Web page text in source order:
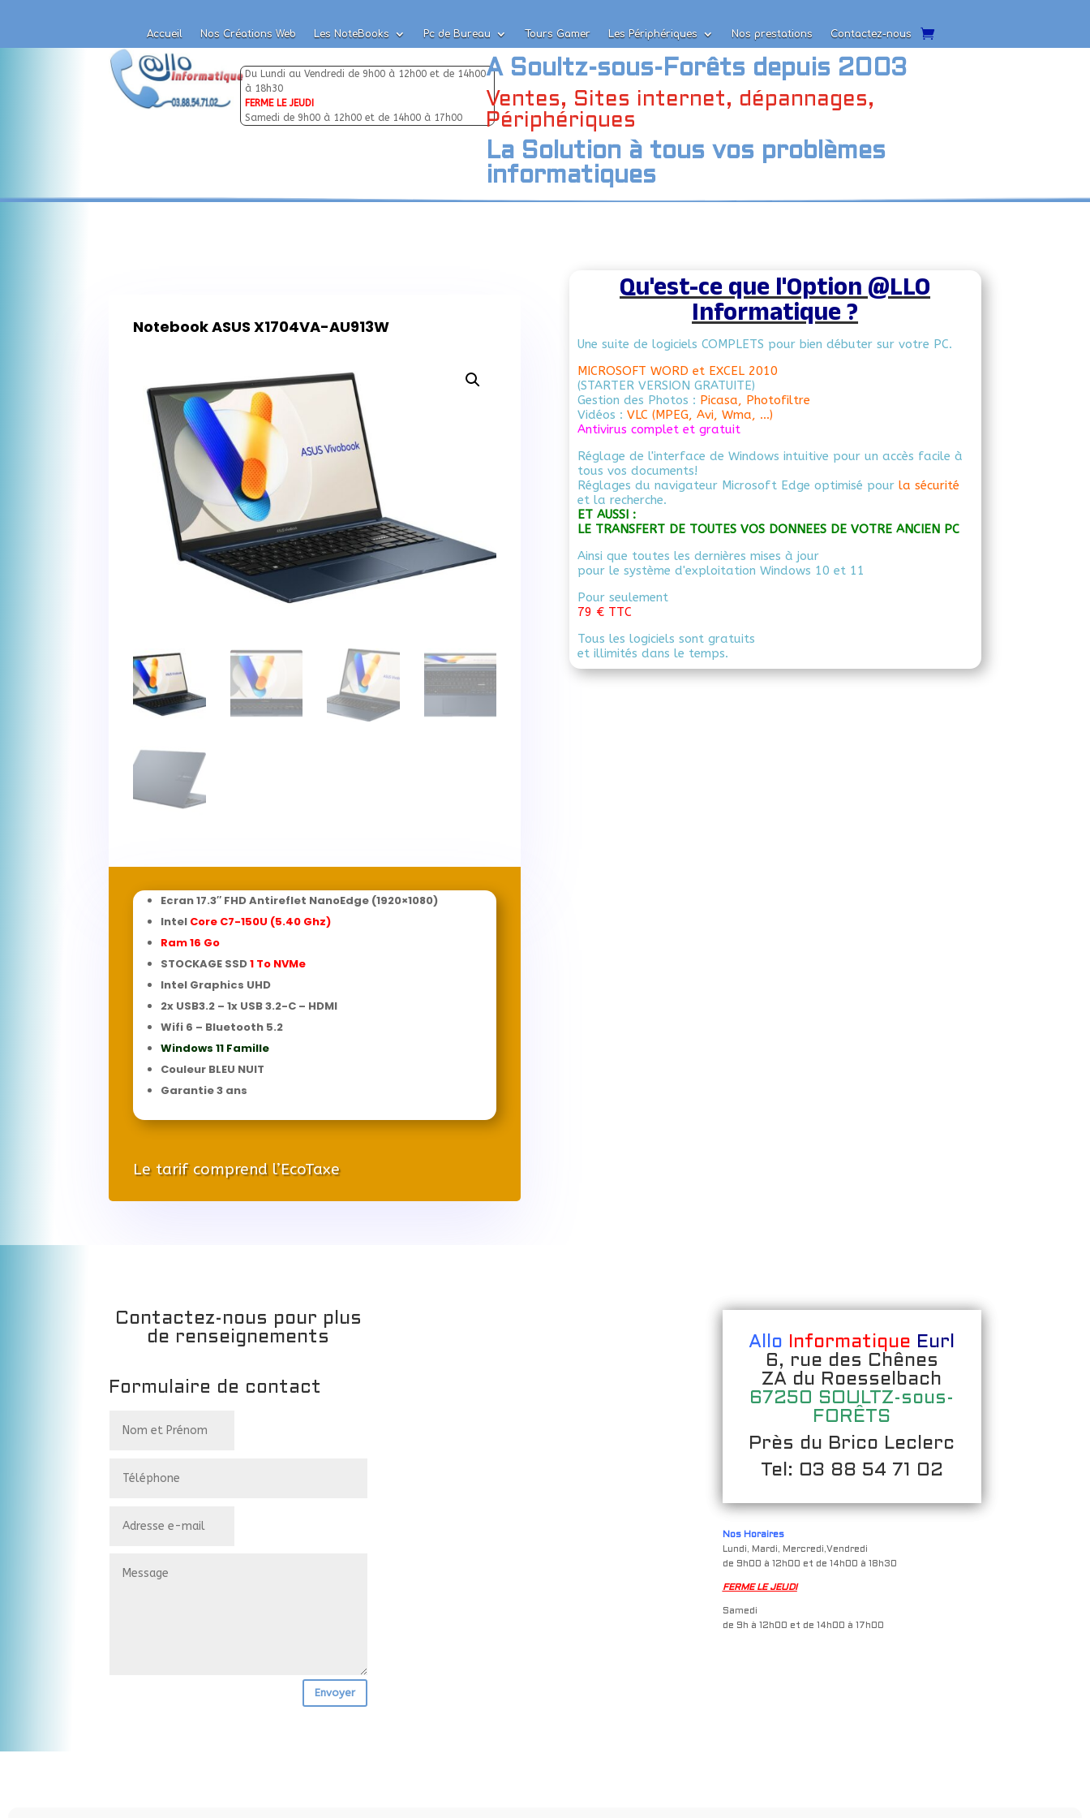
Accueil Nos Créations Web Les NoteBooks Pc de Bureau Tours Gamer Les Périphériques Nos prestations Contactez-nous
Du Lundi au Vendredi de 9h00 à 12h00 et de 14h00
à 18h30
FERME LE JEUDI
Samedi de 9h00 à 12h00 et de 14h00 à 17h00
A Soultz-sous-Forêts depuis 2003
Ventes, Sites internet, dépannages,
Périphériques
La Solution à tous vos problèmes
informatiques
Notebook ASUS X1704VA-AU913W
Ecran 17.3″ FHD Antireflet NanoEdge (1920×1080)
Intel Core C7-150U (5.40 Ghz)
Ram 16 Go
STOCKAGE SSD1 To NVMe
Intel Graphics UHD
2x USB3.2 – 1x USB 3.2-C – HDMI
Wifi 6 – Bluetooth 5.2
Windows 11 Famille
Couleur BLEU NUIT
Garantie 3 ans
Le tarif comprend l’EcoTaxe
Qu'est-ce que l'Option @LLO
Informatique ?
Une suite de logiciels COMPLETS pour bien débuter sur votre PC.
MICROSOFT WORD et EXCEL 2010
(STARTER VERSION GRATUITE)
Gestion des Photos : Picasa, Photofiltre
Vidéos : VLC (MPEG, Avi, Wma, …)
Antivirus complet et gratuit
Réglage de l'interface de Windows intuitive pour un accès facile à
tous vos documents!
Réglages du navigateur Microsoft Edge optimisé pour la sécurité
et la recherche.
ET AUSSI :
LE TRANSFERT DE TOUTES VOS DONNEES DE VOTRE ANCIEN PC
Ainsi que toutes les dernières mises à jour
pour le système d'exploitation Windows 10 et 11
Pour seulement
79 € TTC
Tous les logiciels sont gratuits
et illimités dans le temps.
Contactez-nous pour plus
de renseignements
Formulaire de contact
Envoyer
Allo Informatique Eurl
6, rue des Chênes
ZA du Roesselbach
67250 SOULTZ-sous-
FORÊTS
Près du Brico Leclerc
Tel: 03 88 54 71 02
Nos Horaires
Lundi, Mardi, Mercredi,Vendredi
de 9h00 à 12h00 et de 14h00 à 18h30
FERME LE JEUDI
Samedi
de 9h à 12h00 et de 14h00 à 17h00